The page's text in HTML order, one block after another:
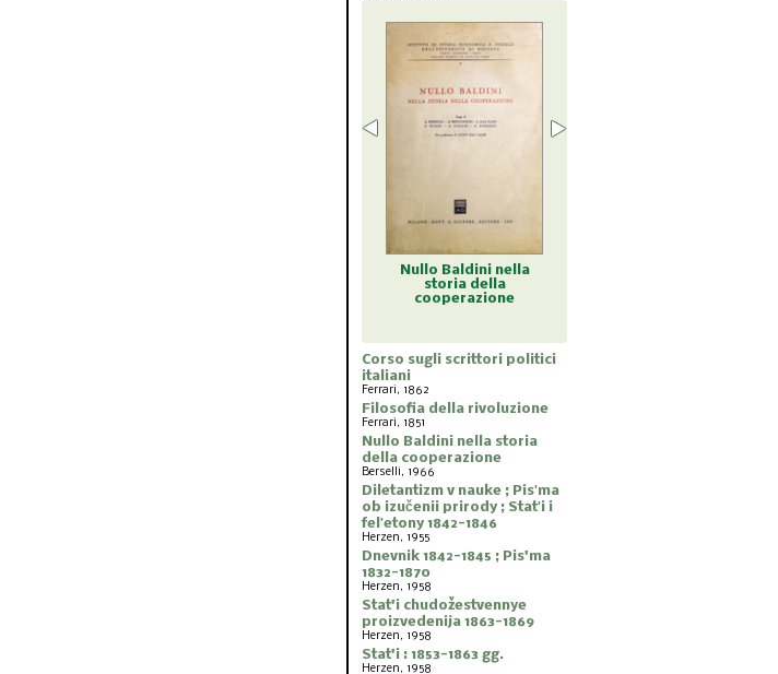
Diletantizm v nauke ;
Pisʹma ob izučenii
prirody ; Statʹi i
Corso sugli scrittori politici
italiani
Ferrari, 1862
Filosofia della rivoluzione
Ferrari, 1851
Nullo Baldini nella storia
della cooperazione
Berselli, 1966
Diletantizm v nauke ; Pisʹma
ob izučenii prirody ; Statʹi i
felʹetony 1842-1846
Herzen, 1955
Dnevnik 1842-1845 ; Pis'ma
1832-1870
Herzen, 1958
Stat'i chudožestvennye
proizvedenija 1863-1869
Herzen, 1958
Stat'i : 1853-1863 gg.
Herzen, 1958